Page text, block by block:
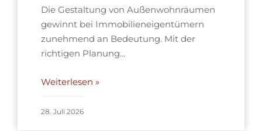
Die Gestaltung von Außenwohnräumen
gewinnt bei Immobilieneigentümern
zunehmend an Bedeutung. Mit der
richtigen Planung…
Weiterlesen »
28. Juli 2026